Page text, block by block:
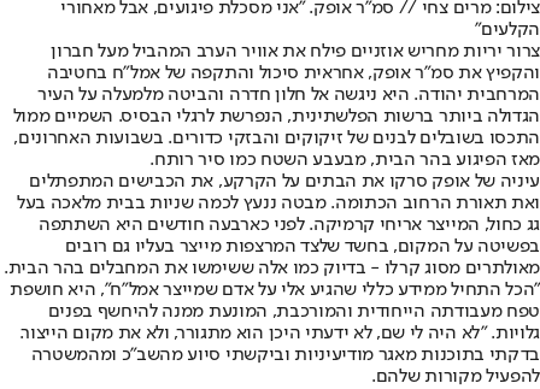
צילום: מרים צחי // סמ"ר אופק. "אני מסכלת פיגועים, אבל מאחורי
הקלעים"
צרור יריות מחריש אוזניים פילח את אוויר הערב המהביל מעל חברון
והקפיץ את סמ"ר אופק, אחראית סיכול והתקפה של אמל"ח בחטיבה
המרחבית יהודה. היא ניגשה אל חלון חדרה והביטה מלמעלה על העיר
הגדולה ביותר ברשות הפלשתינית, הנפרשת לרגלי הבסיס. השמיים ממול
התכסו בשובלים לבנים של זיקוקים והבזקי כדורים. בשבועות האחרונים,
מאז הפיגוע בהר הבית, מבעבע השטח כמו סיר רותח.
עיניה של אופק סרקו את הבתים על הקרקע, את הכבישים המתפתלים
ואת תאורת הרחוב הכתומה. מבטה ננעץ לכמה שניות בבית מלאכה בעל
גג כחול, המייצר אריחי קרמיקה. לפני כארבעה חודשים היא השתתפה
בפשיטה על המקום, בחשד שלצד המרצפות מייצר בעליו גם רובים
מאולתרים מסוג קרלו - בדיוק כמו אלה ששימשו את המחבלים בהר הבית.
"הכל התחיל ממידע כללי שהגיע אלי על אדם שמייצר אמל"ח", היא חושפת
טפח מעבודתה הייחודית והמורכבת, המונעת ממנה להיחשף בפנים
גלויות. "לא היה לי שם, לא ידעתי היכן הוא מתגורר, ולא את מקום הייצור.
בדקתי בתוכנות מאגר מודיעיניות וביקשתי סיוע מהשב"כ ומהמשטרה
להפעיל מקורות שלהם.